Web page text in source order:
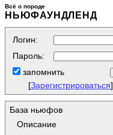
Всё о породе
НЬЮФАУНДЛЕНД
Логин:
Пароль:
запомнить
[Зарегистрироваться]
База ньюфов
Описание